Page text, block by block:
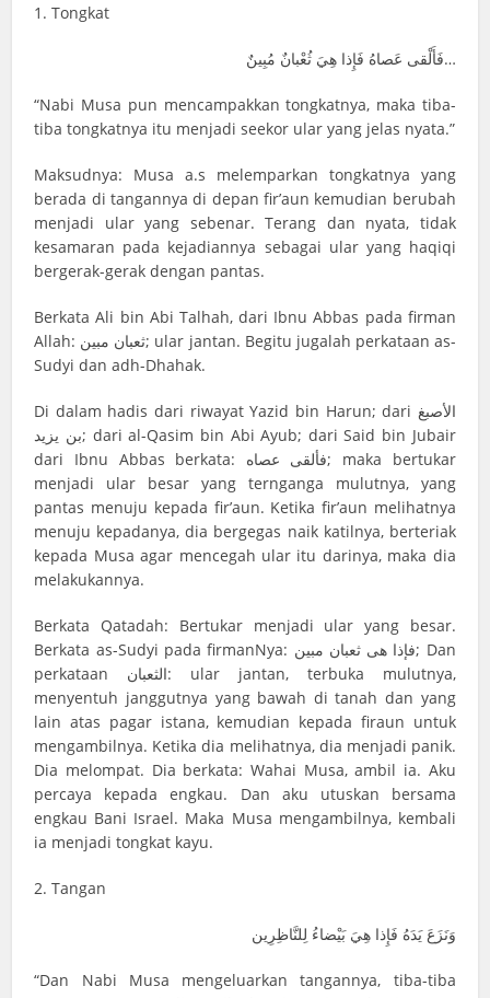
1. Tongkat
فَأَلْقى عَصاهُ فَإِذا هِيَ ثُعْبانٌ مُبِينٌ…
“Nabi Musa pun mencampakkan tongkatnya, maka tiba-
tiba tongkatnya itu menjadi seekor ular yang jelas nyata.”
Maksudnya: Musa a.s melemparkan tongkatnya yang
berada di tangannya di depan fir’aun kemudian berubah
menjadi ular yang sebenar. Terang dan nyata, tidak
kesamaran pada kejadiannya sebagai ular yang haqiqi
bergerak-gerak dengan pantas.
Berkata Ali bin Abi Talhah, dari Ibnu Abbas pada firman
Allah: ثعبان مبين; ular jantan. Begitu jugalah perkataan as-
Sudyi dan adh-Dhahak.
Di dalam hadis dari riwayat Yazid bin Harun; dari الأصبغ
بن يزيد; dari al-Qasim bin Abi Ayub; dari Said bin Jubair
dari Ibnu Abbas berkata: فألقى عصاه; maka bertukar
menjadi ular besar yang ternganga mulutnya, yang
pantas menuju kepada fir’aun. Ketika fir’aun melihatnya
menuju kepadanya, dia bergegas naik katilnya, berteriak
kepada Musa agar mencegah ular itu darinya, maka dia
melakukannya.
Berkata Qatadah: Bertukar menjadi ular yang besar.
Berkata as-Sudyi pada firmanNya: فإذا هى ثعبان مبين; Dan
perkataan الثعبان: ular jantan, terbuka mulutnya,
menyentuh janggutnya yang bawah di tanah dan yang
lain atas pagar istana, kemudian kepada firaun untuk
mengambilnya. Ketika dia melihatnya, dia menjadi panik.
Dia melompat. Dia berkata: Wahai Musa, ambil ia. Aku
percaya kepada engkau. Dan aku utuskan bersama
engkau Bani Israel. Maka Musa mengambilnya, kembali
ia menjadi tongkat kayu.
2. Tangan
وَنَزَعَ يَدَهُ فَإِذا هِيَ بَيْضاءُ لِلنَّاظِرِين
“Dan Nabi Musa mengeluarkan tangannya, tiba-tiba